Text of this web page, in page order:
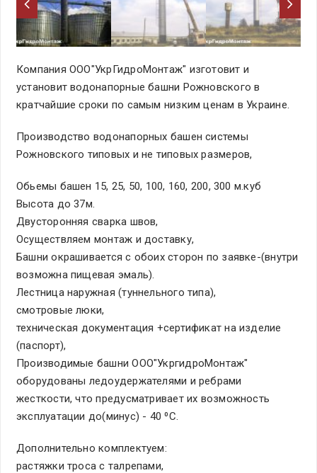
Компания ООО"УкрГидроМонтаж" изготовит и
установит водонапорные башни Рожновского в
кратчайшие сроки по самым низким ценам в Украине.
Производство водонапорных башен системы
Рожновского типовых и не типовых размеров,
Обьемы башен 15, 25, 50, 100, 160, 200, 300 м.куб
Высота до 37м.
Двусторонняя сварка швов,
Осуществляем монтаж и доставку,
Башни окрашивается с обоих сторон по заявке-(внутри
возможна пищевая эмаль).
Лестница наружная (туннельного типа),
смотровые люки,
техническая документация +сертификат на изделие
(паспорт),
Производимые башни ООО"УкргидроМонтаж"
оборудованы ледоудержателями и ребрами
жесткости, что предусматривает их возможность
эксплуатации до(минус) - 40 ⁰С.
Дополнительно комплектуем:
растяжки троса с талрепами,